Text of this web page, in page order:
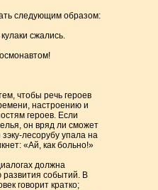
следующим образом:
сжались.
чтобы речь героев
настроению и
героев. Если
он вряд ли сможет
лесорубу упала на
«Ай, как больно!»
должна
развития событий. В
говорит кратко;